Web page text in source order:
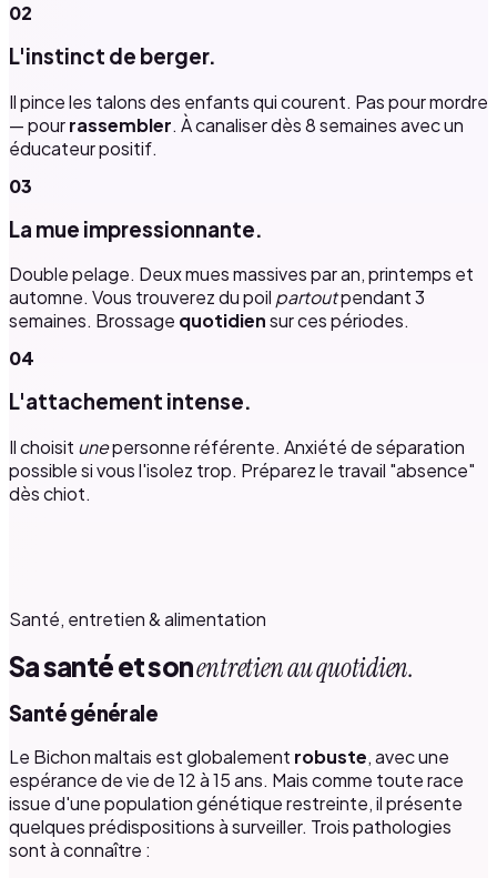
02
L'instinct de berger.
Il pince les talons des enfants qui courent. Pas pour mordre
— pourrassembler. À canaliser dès 8 semaines avec un
éducateur positif.
03
La mue impressionnante.
Double pelage. Deux mues massives par an, printemps et
automne. Vous trouverez du poil partoutpendant 3
semaines. Brossage quotidiensur ces périodes.
04
L'attachement intense.
Il choisit unepersonne référente. Anxiété de séparation
possible si vous l'isolez trop. Préparez le travail "absence"
dès chiot.
Santé, entretien & alimentation
Sa santé et sonentretien au quotidien.
Santé générale
Le Bichon maltais est globalement robuste, avec une
espérance de vie de 12 à 15 ans. Mais comme toute race
issue d'une population génétique restreinte, il présente
quelques prédispositions à surveiller. Trois pathologies
sont à connaître :